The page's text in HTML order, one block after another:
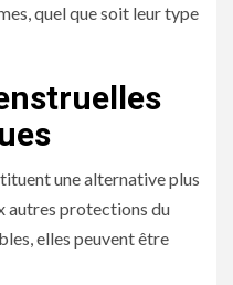
quel que soit leur type
une alternative plus
autres protections du
elles peuvent être